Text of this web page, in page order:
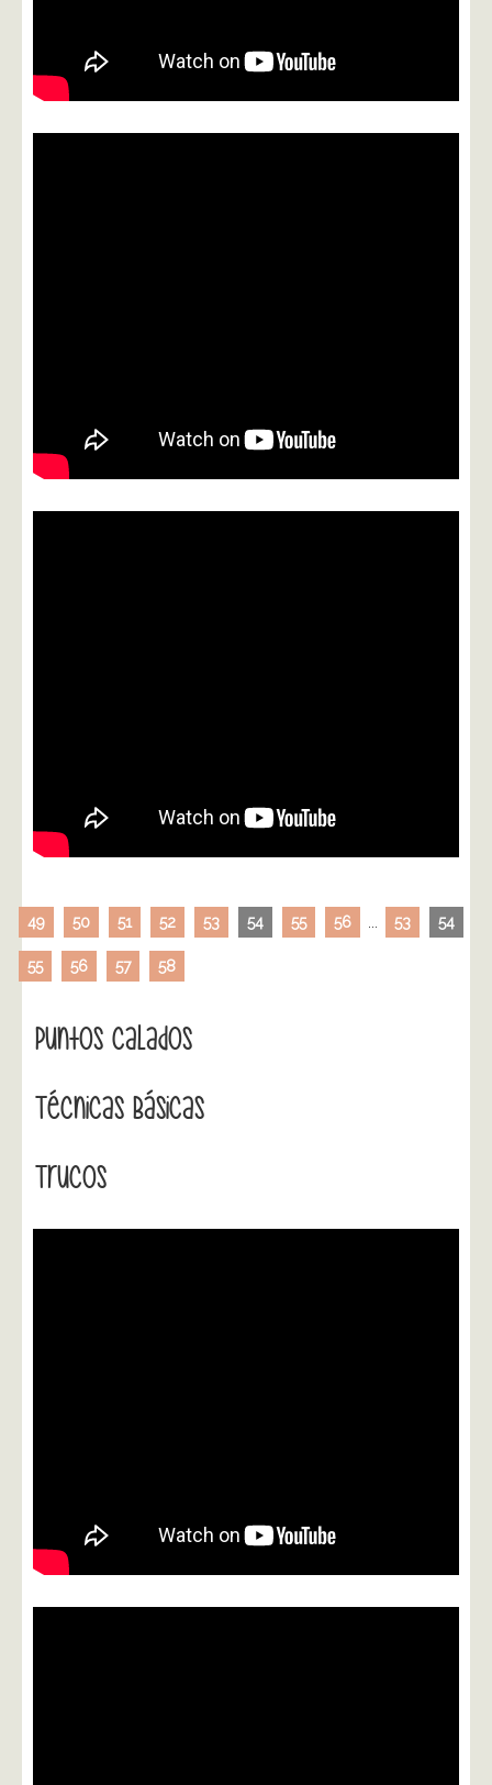
49 50 51 52 53 54 55 56 53 54
55 56 57 58
Puntos Calados
Técnicas Básicas
Trucos